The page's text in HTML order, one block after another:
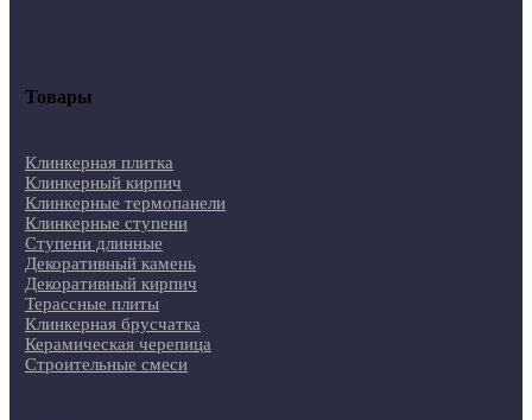
Товары
Клинкерная плитка
Клинкерный кирпич
Клинкерные термопанели
Клинкерные ступени
Ступени длинные
Декоративный камень
Декоративный кирпич
Терассные плиты
Клинкерная брусчатка
Керамическая черепица
Строительные смеси